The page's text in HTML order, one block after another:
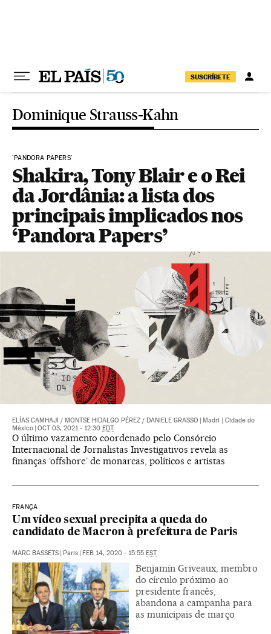
SUSCRÍBETE
Dominique Strauss-Kahn
'PANDORA PAPERS'
Shakira, Tony Blair e o Rei
da Jordânia: a lista dos
principais implicados nos
‘Pandora Papers’
ELÍAS CAMHAJI / MONTSE HIDALGO PÉREZ / DANIELE GRASSO
Madri | Cidade do
México OCT 03, 2021 - 12:30 EDT
O último vazamento coordenado pelo Consórcio
Internacional de Jornalistas Investigativos revela as
finanças ‘offshore’ de monarcas, políticos e artistas
FRANÇA
Um vídeo sexual precipita a queda do
candidato de Macron à prefeitura de Paris
MARC BASSETS Paris FEB 14, 2020 - 15:55 EST
Benjamin Griveaux, membro
do círculo próximo ao
presidente francês,
abandona a campanha para
as municipais de março